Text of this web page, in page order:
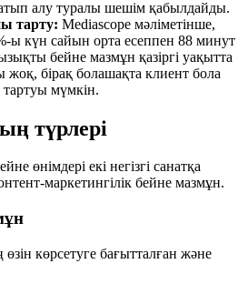
алу туралы шешім қабылдайды.
тарту: Mediascope мәліметінше,
ы күн сайын орта есеппен 88 минут
бейне мазмұн қазіргі уақытта
бірақ болашақта клиент бола
мүмкін.
түрлері
өнімдері екі негізгі санатқа
маркетингілік бейне мазмұн.
өзін көрсетуге бағытталған және